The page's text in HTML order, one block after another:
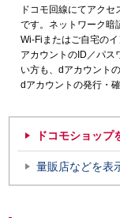
ドコモ回線にてアク
です。ネットワーク暗
Wi-Fiまたはご自宅の
アカウントのID／パス
い方も、dアカウント
dアカウントの発行・
ドコモショップ
量販店などを表